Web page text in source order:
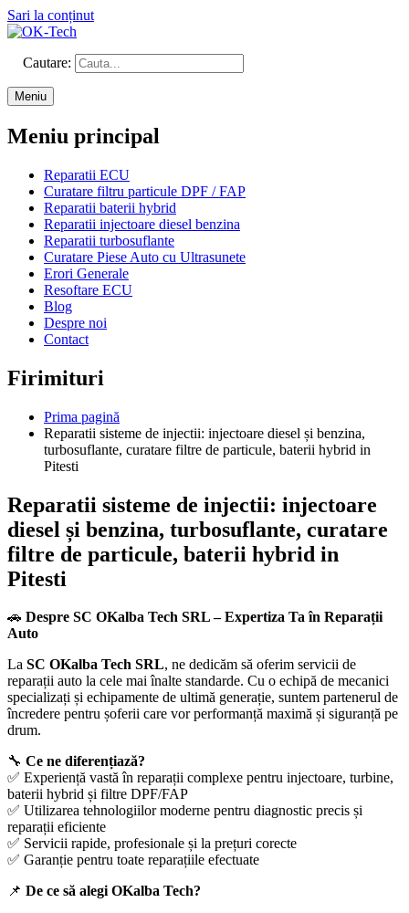
Sari la conținut
Cautare:
Meniu
Meniu principal
Reparatii ECU
Curatare filtru particule DPF / FAP
Reparatii baterii hybrid
Reparatii injectoare diesel benzina
Reparatii turbosuflante
Curatare Piese Auto cu Ultrasunete
Erori Generale
Resoftare ECU
Blog
Despre noi
Contact
Firimituri
Prima pagină
Reparatii sisteme de injectii: injectoare diesel și benzina,
turbosuflante, curatare filtre de particule, baterii hybrid in
Pitesti
Reparatii sisteme de injectii: injectoare
diesel și benzina, turbosuflante, curatare
filtre de particule, baterii hybrid in
Pitesti
🚗 Despre SC OKalba Tech SRL – Expertiza Ta în Reparații
Auto
La SC OKalba Tech SRL, ne dedicăm să oferim servicii de
reparații auto la cele mai înalte standarde. Cu o echipă de mecanici
specializați și echipamente de ultimă generație, suntem partenerul de
încredere pentru șoferii care vor performanță maximă și siguranță pe
drum.
🔧 Ce ne diferențiază?
✅ Experiență vastă în reparații complexe pentru injectoare, turbine,
baterii hybrid și filtre DPF/FAP
✅ Utilizarea tehnologiilor moderne pentru diagnostic precis și
reparații eficiente
✅ Servicii rapide, profesionale și la prețuri corecte
✅ Garanție pentru toate reparațiile efectuate
📌 De ce să alegi OKalba Tech?